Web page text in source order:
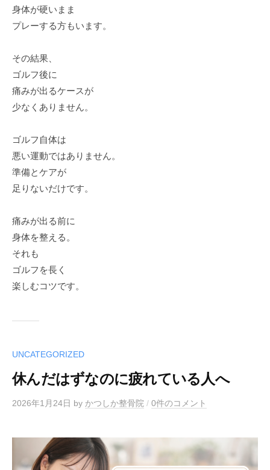
身体が硬いまま
プレーする方もいます。
その結果、
ゴルフ後に
痛みが出るケースが
少なくありません。
ゴルフ自体は
悪い運動ではありません。
準備とケアが
足りないだけです。
痛みが出る前に
身体を整える。
それも
ゴルフを長く
楽しむコツです。
UNCATEGORIZED
休んだはずなのに疲れている人へ
2026年1月24日 by かつしか整骨院 / 0件のコメント